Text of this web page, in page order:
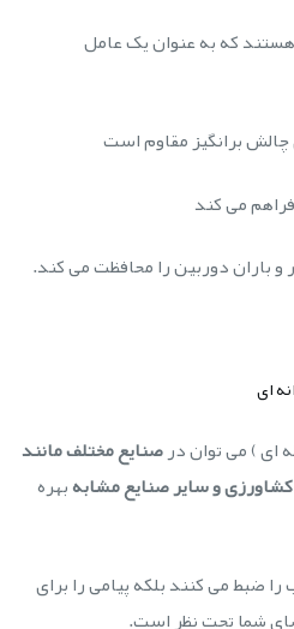
که به عنوان یک عامل
برانگیز مقاوم است
می کند
و باران دوربین را محافظت می کند.
ای
ای ) می توان درصنایع مختلف مانند
و سایر صنایع مشابهبهره
را ضبط می کنند بلکه پیامی را برای
شما تحت نظر است.